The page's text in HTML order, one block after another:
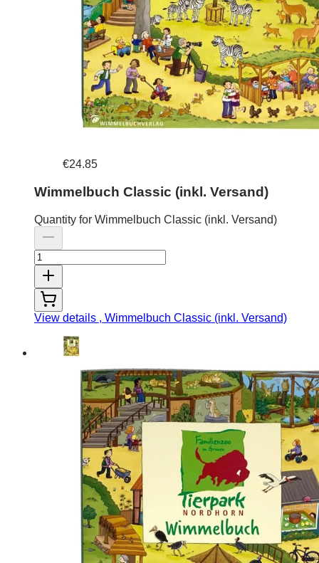
€24.85
Wimmelbuch Classic (inkl. Versand)
Quantity for Wimmelbuch Classic (inkl. Versand)
View details , Wimmelbuch Classic (inkl. Versand)